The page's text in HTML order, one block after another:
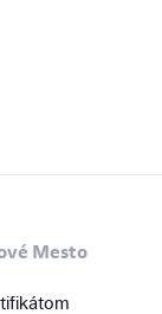
Mesto